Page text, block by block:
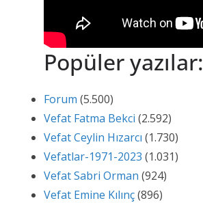
Popüler yazılar:
Forum (5.500)
Vefat Fatma Bekci (2.592)
Vefat Ceylin Hızarcı (1.730)
Vefatlar-1971-2023 (1.031)
Vefat Sabri Orman (924)
Vefat Emine Kılınç(896)